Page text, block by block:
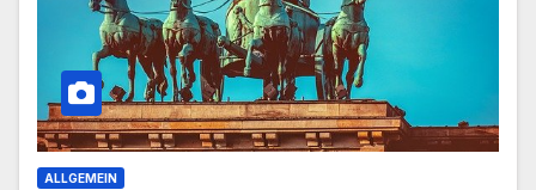
ALLGEMEIN